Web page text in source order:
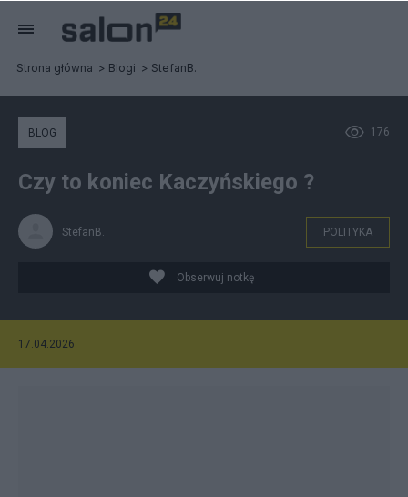
Strona główna Blogi StefanB.
176
BLOG
Czy to koniec Kaczyńskiego ?
StefanB. POLITYKA
Obserwuj notkę
17.04.2026